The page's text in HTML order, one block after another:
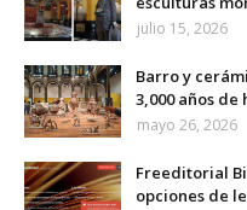
julio 15, 2026
Barro y
3,000 años
mayo 26, 2026
Freeditorial
opciones de